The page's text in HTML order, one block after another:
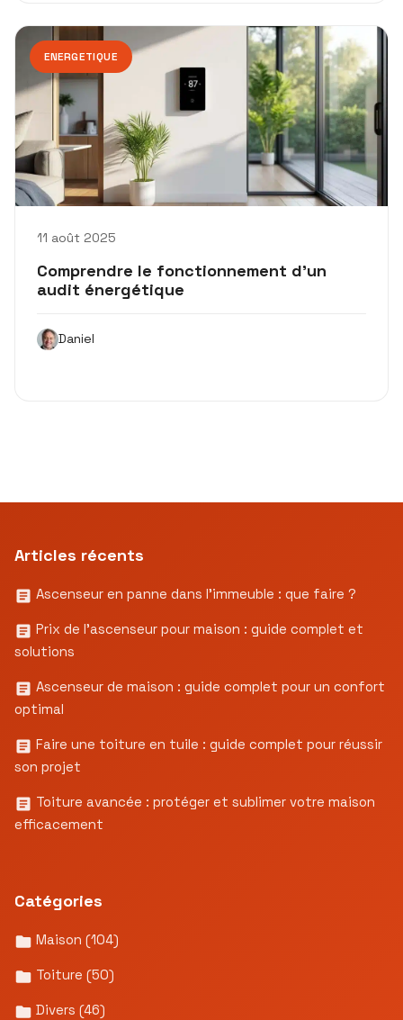
ENERGETIQUE
11 août 2025
Comprendre le fonctionnement d’un
audit énergétique
Daniel
Articles récents
Ascenseur en panne dans l’immeuble : que faire ?
Prix de l’ascenseur pour maison : guide complet et
solutions
Ascenseur de maison : guide complet pour un confort
optimal
Faire une toiture en tuile : guide complet pour réussir
son projet
Toiture avancée : protéger et sublimer votre maison
efficacement
Catégories
Maison (104)
Toiture (50)
Divers (46)